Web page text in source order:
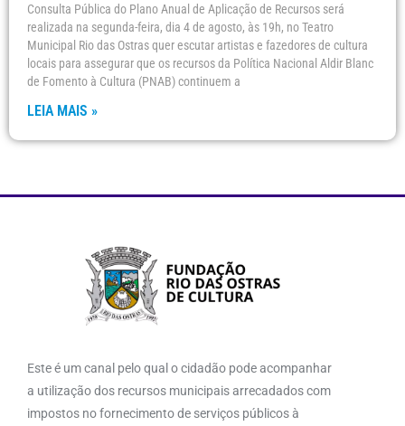
Consulta Pública do Plano Anual de Aplicação de Recursos será
realizada na segunda-feira, dia 4 de agosto, às 19h, no Teatro
Municipal Rio das Ostras quer escutar artistas e fazedores de cultura
locais para assegurar que os recursos da Política Nacional Aldir Blanc
de Fomento à Cultura (PNAB) continuem a
LEIA MAIS »
Este é um canal pelo qual o cidadão pode acompanhar
a utilização dos recursos municipais arrecadados com
impostos no fornecimento de serviços públicos à